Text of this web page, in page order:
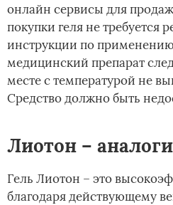
онлайн сервисы для
покупки геля не требуется
инструкции по применению
медицинский препарат
месте с температурой не
Средство должно быть
Лиотон – аналоги
Гель Лиотон – это
благодаря действующему